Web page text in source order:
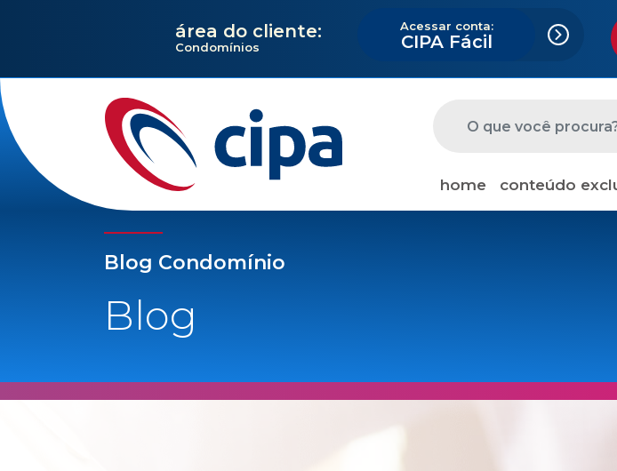
área do cliente:
Condomínios
Acessar conta:
CIPA Fácil
home conteúdo
Blog Condomínio
Blog